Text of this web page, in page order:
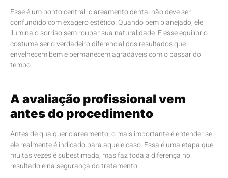
Esse é um ponto central: clareamento dental não deve ser
confundido com exagero estético. Quando bem planejado, ele
ilumina o sorriso sem roubar sua naturalidade. E esse equilíbrio
costuma ser o verdadeiro diferencial dos resultados que
envelhecem bem e permanecem agradáveis com o passar do
tempo.
A avaliação profissional vem
antes do procedimento
Antes de qualquer clareamento, o mais importante é entender se
ele realmente é indicado para aquele caso. Essa é uma etapa que
muitas vezes é subestimada, mas faz toda a diferença no
resultado e na segurança do tratamento.